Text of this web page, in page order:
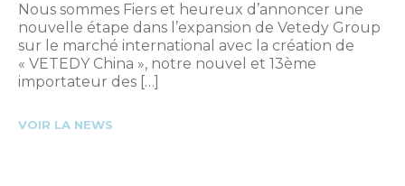
Nous sommes Fiers et heureux d’annoncer une
nouvelle étape dans l’expansion de Vetedy Group
sur le marché international avec la création de
« VETEDY China », notre nouvel et 13ème
importateur des […]
VOIR LA NEWS